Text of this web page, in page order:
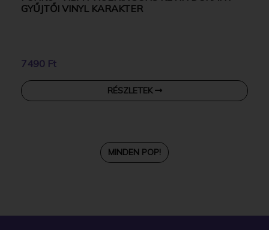
GYŰJTŐI VINYL KARAKTER
7490 Ft
RÉSZLETEK
MINDEN POP!